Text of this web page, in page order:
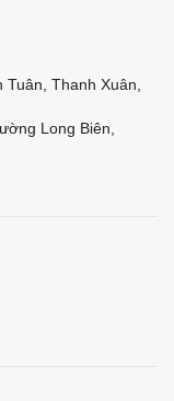
Thanh Xuân,
Long Biên,